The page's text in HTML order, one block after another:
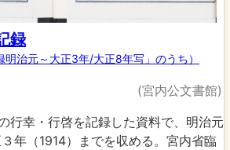
録
明治元～大正3年/大正8年写」のうち）
(宮内公文書館)
行幸・行啓を記録した資料で、明治元
年（1914）までを収める。宮内省臨